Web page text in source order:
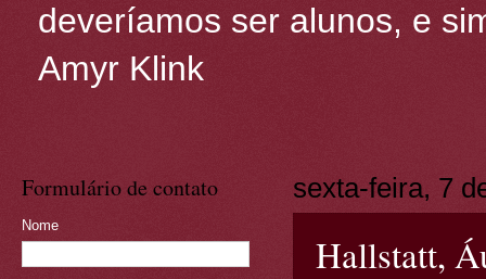
deveríamos ser alunos, e
Amyr Klink
sexta-feira, 7
Hallstatt,
Formulário de contato
Nome